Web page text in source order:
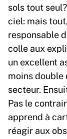
sols tout
ciel: mais
responsable
colle aux
un excellent
moins double
secteur.
Pas le
apprend à
réagir aux